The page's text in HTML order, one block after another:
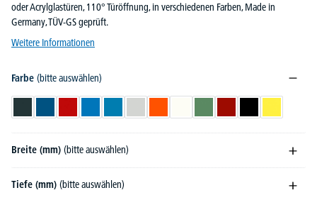
oder Acrylglastüren, 110° Türöffnung, in verschiedenen Farben, Made in
Germany, TÜV-GS geprüft.
Weitere Informationen
Farbe (bitte auswählen)
Anthrazitgrau RAL 7016
Enzianblau RAL 5010
Feuerrot RAL 3000
Himmelblau RAL 5015
Lichtblau RAL 5012
Lichtgrau RAL 7035
Reinorange RAL 2004
Reinweiß RAL 9010
Resedagrün RAL 6011
Rubinrot RAL 3003
Schwarz RAL 9005
Zinkgelb
Breite (mm) (bitte auswählen)
Tiefe (mm) (bitte auswählen)